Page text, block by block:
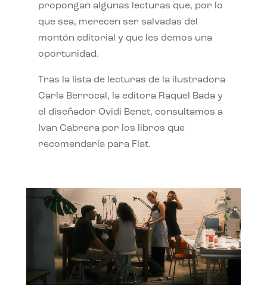
propongan algunas lecturas que, por lo
que sea, merecen ser salvadas del
montón editorial y que les demos una
oportunidad.
Tras la lista de lecturas de la ilustradora
Carla Berrocal, la editora Raquel Bada y
el diseñador Ovidi Benet, consultamos a
Ivan Cabrera por los libros que
recomendaría para Flat.